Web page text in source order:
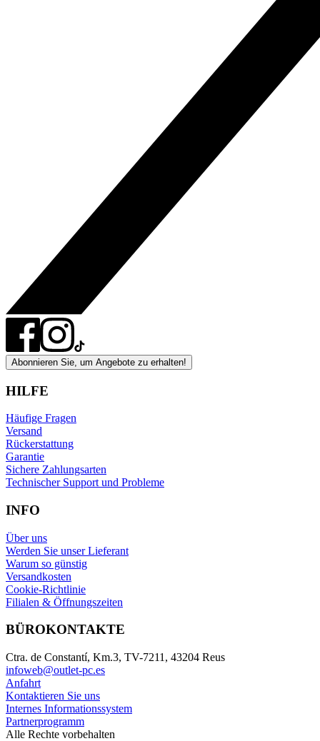
Abonnieren Sie, um Angebote zu erhalten!
HILFE
Häufige Fragen
Versand
Rückerstattung
Garantie
Sichere Zahlungsarten
Technischer Support und Probleme
INFO
Über uns
Werden Sie unser Lieferant
Warum so günstig
Versandkosten
Cookie-Richtlinie
Filialen & Öffnungszeiten
BÜROKONTAKTE
Ctra. de Constantí, Km.3, TV-7211, 43204 Reus
infoweb@outlet-pc.es
Anfahrt
Kontaktieren Sie uns
Internes Informationssystem
Partnerprogramm
Alle Rechte vorbehalten